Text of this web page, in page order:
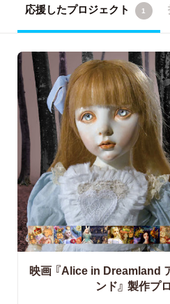
応援したプロジェクト 1
映画 『Alice in Dreamland
ンド』 製作プ